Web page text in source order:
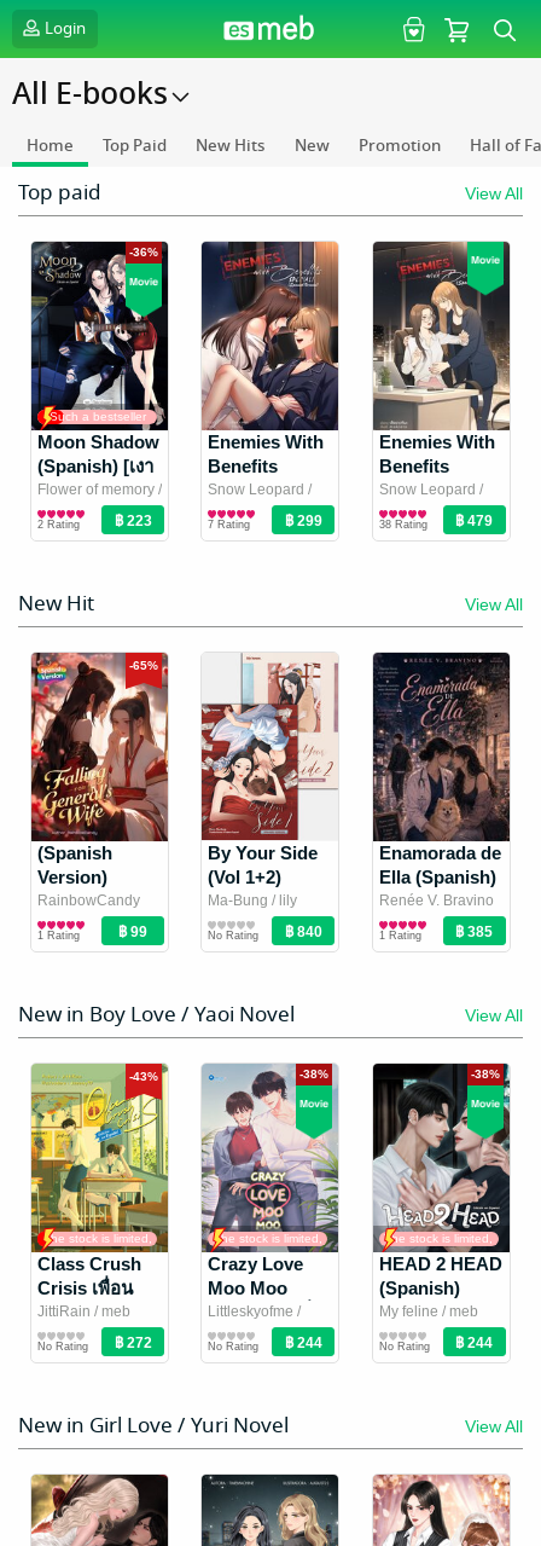
Login
All E-books
Home Top Paid New Hits New Promotion Hall of
Top paid View All
-36%
Such a bestseller
Moon Shadow
(Spanish) [เงา
ใต้พระจันทร์]
Flower of memory /
meb translation
team/ ดอกไม้แห่ง
Girl Love / Yuri
Novel
2 Rating
Enemies With
Benefits
Special !
(Spanish
Version)
Snow Leopard /
เสือดาวหิมะ
Girl Love / Yuri
Novel
7 Rating
Enemies With
Benefits
(Spanish
Version)
Snow Leopard /
เสือดาวหิมะ
Girl Love / Yuri
Novel
38 Rating
In Love
Forever
(Spanish
Version)
reallyb/ ttrueblue
Girl Love / Yuri
Novel
17 Rating
Lies Between
Us (Spanish
Version)
Hojicha (Spanish
Version)/ My Tea
Room
Girl Love / Yuri
Novel
1 Rating
New Hit View All
-65%
(Spanish
Version)
Falling for
General’s Wife
ซ่อนรักกับฮูหยิน
RainbowCandy
(Spanish Version)
/
ลูกกวาดสีหวานรุ้ง
นิยาย Girl
Love/Yuri
1 Rating
By Your Side
(Vol 1+2)
[Spanish
Version]
Ma-Bung / lily
house.
นิยาย Girl
Love/Yuri
No Rating
Enamorada de
Ella (Spanish)
Renée V. Bravino
นิยาย Girl
Love/Yuri
1 Rating
The stock is limited,
so hurry up
Class Crush
Crisis เพื่อน
สนิทระวังคิดไม่
ซื่อ (Spanish)
JittiRain / meb
translation team
memit publishing
นิยายวาย Boy
Love / Yaoi
No Rating
New in Boy Love / Yaoi Novel View All
-43%
The stock is limited,
so hurry up
Class Crush
Crisis เพื่อน
สนิทระวังคิดไม่
ซื่อ (Spanish)
JittiRain / meb
translation team/
memit publishing
Boy Love / Yaoi
Novel
No Rating
-38%
The stock is limited,
so hurry up
Crazy Love
Moo Moo
(Spanish) [พี่
ฟากชอบเธอมู่]
Littleskyofme /
meb translation
team/
Boy Love / Yaoi
Novel
No Rating
-38%
The stock is limited,
so hurry up
HEAD 2 HEAD
(Spanish)
[ไหนใครว่าเจเจ
ไม่ถูกกัน?]
My feline / meb
translation team /
Lazyfeline
Boy Love / Yaoi
Novel
No Rating
New in Girl Love / Yuri Novel View All